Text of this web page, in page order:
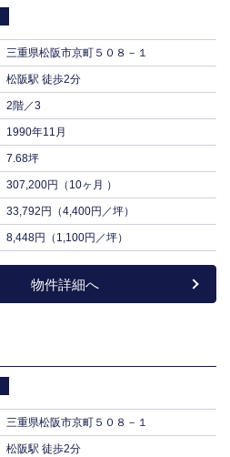
三重県松阪市京町５０８－１
松阪駅 徒歩2分
2階／3
1990年11月
7.68坪
307,200円（10ヶ月 ）
33,792円（4,400円／坪）
8,448円（1,100円／坪）
物件詳細へ
三重県松阪市京町５０８－１
松阪駅 徒歩2分